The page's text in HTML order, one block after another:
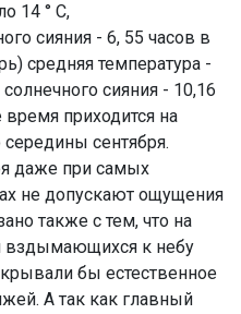
14 ° С,
сияния - 6, 55 часов в
средняя температура -
сияния - 10,16
приходится на
сентября.
даже при самых
не допускают ощущения
также с тем, что на
вздымающихся к небу
бы естественное
А так как главный